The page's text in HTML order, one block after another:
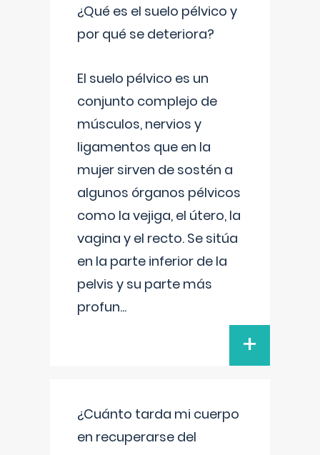
¿Qué es el suelo pélvico y
por qué se deteriora?
El suelo pélvico es un
conjunto complejo de
músculos, nervios y
ligamentos que en la
mujer sirven de sostén a
algunos órganos pélvicos
como la vejiga, el útero, la
vagina y el recto. Se sitúa
en la parte inferior de la
pelvis y su parte más
profun...
+
¿Cuánto tarda mi cuerpo
en recuperarse del